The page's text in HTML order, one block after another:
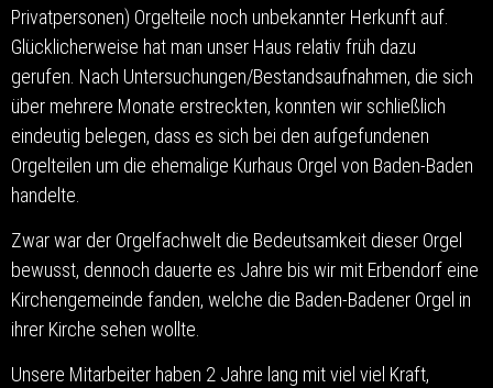
Privatpersonen) Orgelteile noch unbekannter Herkunft auf.
Glücklicherweise hat man unser Haus relativ früh dazu
gerufen. Nach Untersuchungen/Bestandsaufnahmen, die sich
über mehrere Monate erstreckten, konnten wir schließlich
eindeutig belegen, dass es sich bei den aufgefundenen
Orgelteilen um die ehemalige Kurhaus Orgel von Baden-Baden
handelte.
Zwar war der Orgelfachwelt die Bedeutsamkeit dieser Orgel
bewusst, dennoch dauerte es Jahre bis wir mit Erbendorf eine
Kirchengemeinde fanden, welche die Baden-Badener Orgel in
ihrer Kirche sehen wollte.
Unsere Mitarbeiter haben 2 Jahre lang mit viel viel Kraft,